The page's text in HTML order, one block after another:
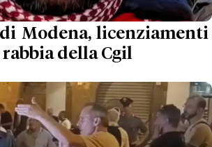
Modena, licenziamenti
della Cgil